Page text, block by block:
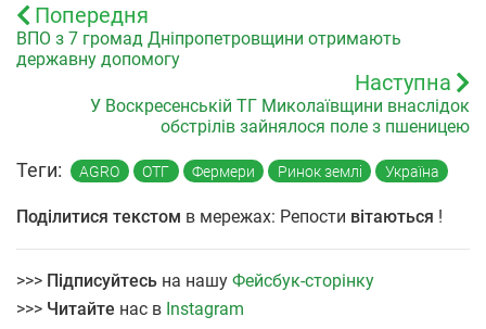
Попередня
ВПО з 7 громад Дніпропетровщини отримають
державну допомогу
Наступна
У Воскресенській ТГ Миколаївщини внаслідок
обстрілів зайнялося поле з пшеницею
Теги: AGRO ОТГ Фермери Ринок землі Україна
Поділитися текстом в мережах: Репости вітаються !
>>> Підписуйтесь на нашу Фейсбук-сторінку
>>> Читайте нас в Instagram